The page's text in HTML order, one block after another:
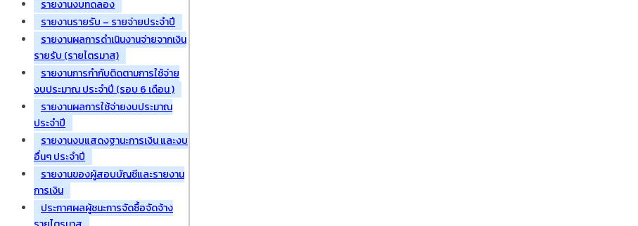
รายงานงบทดลอง
รายงานรายรับ – รายจ่ายประจำปี
รายงานผลการดำเนินงานจ่ายจากเงิน
รายรับ (รายไตรมาส)
รายงานการกำกับติดตามการใช้จ่าย
งบประมาณ ประจำปี (รอบ 6 เดือน )
รายงานผลการใช้จ่ายงบประมาณ
ประจำปี
รายงานงบแสดงฐานะการเงิน และงบ
อื่นๆ ประจำปี
รายงานของผู้สอบบัญชีและรายงาน
การเงิน
ประกาศผลผู้ชนะการจัดซื้อจัดจ้าง